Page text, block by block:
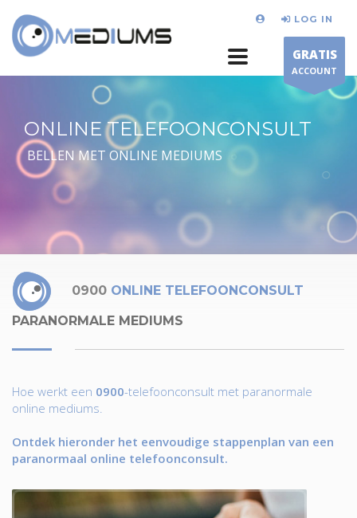
LOG IN
GRATIS
ACCOUNT
ONLINE TELEFOONCONSULT
BELLEN MET ONLINE MEDIUMS
0900 ONLINE TELEFOONCONSULT
PARANORMALE MEDIUMS
Hoe werkt een 0900-telefoonconsult met paranormale
online mediums.
Ontdek hieronder het eenvoudige stappenplan van een
paranormaal online telefoonconsult.